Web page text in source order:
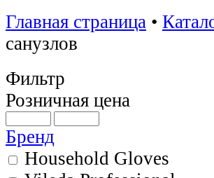
Главная страница •
санузлов
Фильтр
Розничная цена
Бренд
Household Gloves